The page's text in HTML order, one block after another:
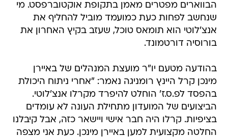
הבווארים מפטרים מאמן בתקופת אוקטוברפסט. מי
שנחשב לפחות כעת כמועמד מוביל להחליף את
אנצ'לוטי הוא תומאס טוכל, שעזב בקיץ האחרון את
בורוסיה דורטמונד.
בהודעה מטעם יו"ר מועצת המנהלים של באיירן
מינכן קרל היינץ רומניגה נאמר: "אחרי ניתוח היכולת
בהפסד לפ.ס.ז' הוחלט להיפרד מקרלו אנצ'לוטי.
הביצועים של המועדון מתחילת העונה לא עומדים
בציפיות. קרלו היה חבר אישי ויישאר כזה, אבל קיבלנו
החלטה מקצועית למען באיירן מינכן. כעת אני מצפה